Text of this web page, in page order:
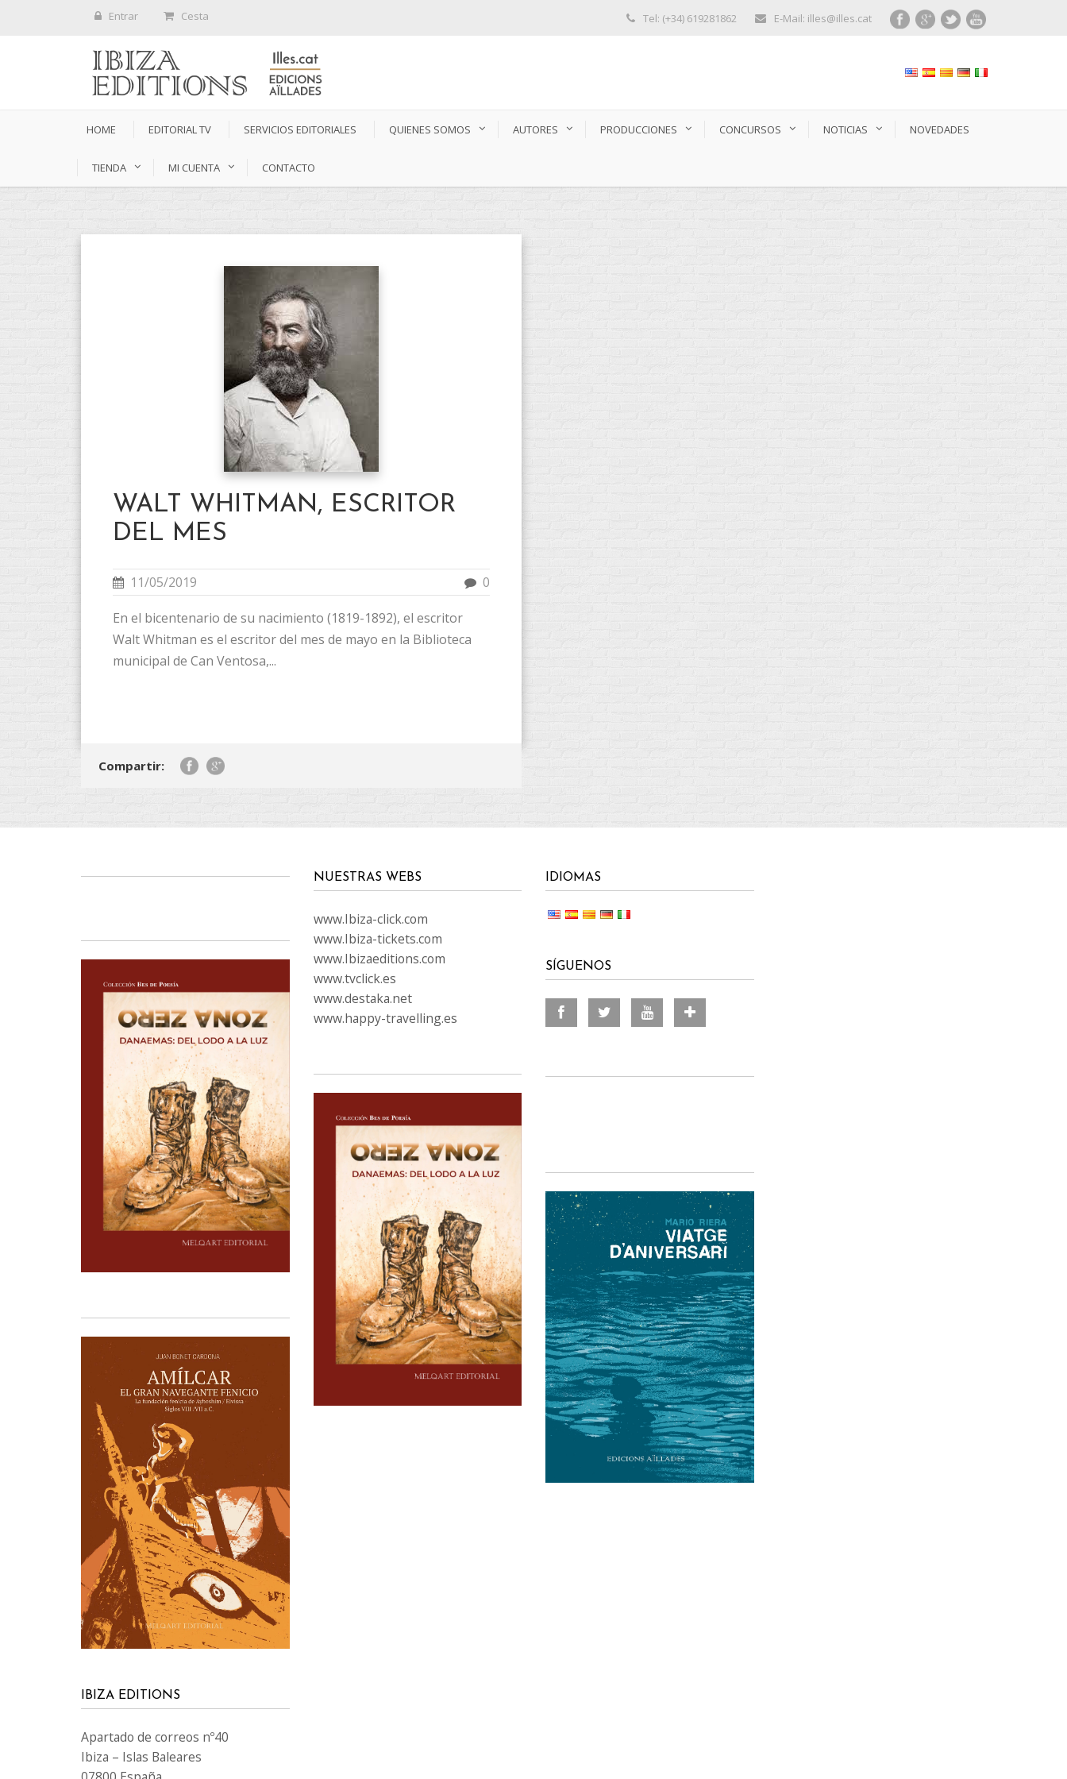
Entrar Cesta Tel: (+34) 619281862 E-Mail: illes@illes.cat
HOME EDITORIAL TV SERVICIOS EDITORIALES QUIENES SOMOS AUTORES PRODUCCIONES CONCURSOS NOTICIAS NOVEDADES
TIENDA MI CUENTA CONTACTO
WALT WHITMAN, ESCRITOR
DEL MES
11/05/2019 0
En el bicentenario de su nacimiento (1819-1892), el escritor
Walt Whitman es el escritor del mes de mayo en la Biblioteca
municipal de Can Ventosa,...
Compartir:
IBIZA EDITIONS
Apartado de correos nº40
Ibiza – Islas Baleares
NUESTRAS WEBS
www.Ibiza-click.com
www.Ibiza-tickets.com
www.Ibizaeditions.com
www.tvclick.es
www.destaka.net
www.happy-travelling.es
IDIOMAS
SÍGUENOS